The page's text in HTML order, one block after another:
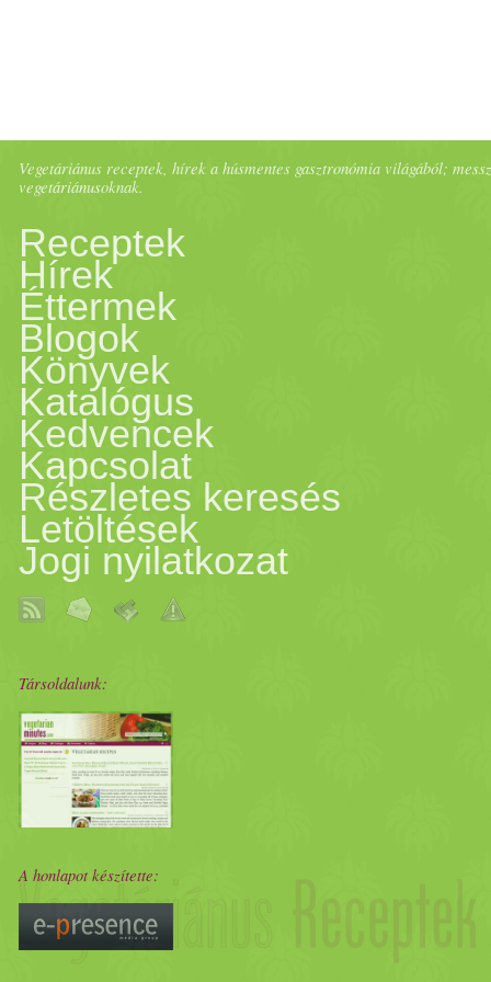
Vegetáriánus receptek, hírek a húsmentes gasztronómia világából;
vegetáriánusoknak.
Receptek
Hírek
Éttermek
Blogok
Könyvek
Katalógus
Kedvencek
Kapcsolat
Részletes keresés
Letöltések
Jogi nyilatkozat
Társoldalunk:
A honlapot készítette: